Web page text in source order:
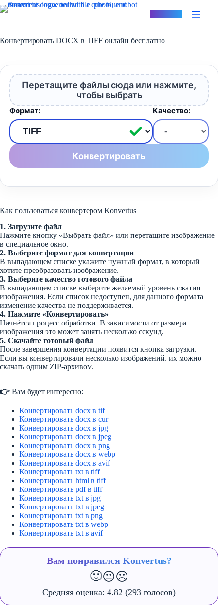
Перейти
к
Конвертировать DOCX в TIFF онлайн бесплатно
Перетащите файлы сюда или нажмите,
чтобы выбрать
Формат: Качество:
Конвертировать
Как пользоваться конвертером Konvertus
1. Загрузите файл
Нажмите кнопку «Выбрать файл» или перетащите изображение
в специальное окно.
2. Выберите формат для конвертации
В выпадающем списке укажите нужный формат, в который
хотите преобразовать изображение.
3. Выберите качество готового файла
В выпадающем списке выберите желаемый уровень сжатия
изображения. Если список недоступен, для данного формата
изменение качества не поддерживается.
4. Нажмите «Конвертировать»
Начнётся процесс обработки. В зависимости от размера
изображения это может занять несколько секунд.
5. Скачайте готовый файл
После завершения конвертации появится кнопка загрузки.
Если вы конвертировали несколько изображений, их можно
скачать одним ZIP-архивом.
👉 Вам будет интересно:
Конвертировать docx в tif
Конвертировать docx в cur
Конвертировать docx в jpg
Конвертировать docx в jpeg
Конвертировать docx в png
Конвертировать docx в webp
Конвертировать docx в avif
Конвертировать txt в tiff
Конвертировать html в tiff
Конвертировать pdf в tiff
Конвертировать txt в jpg
Конвертировать txt в jpeg
Конвертировать txt в png
Конвертировать txt в webp
Конвертировать txt в avif
Вам понравился Konvertus?
🙂😐☹️
Средняя оценка: 4.82 (293 голосов)